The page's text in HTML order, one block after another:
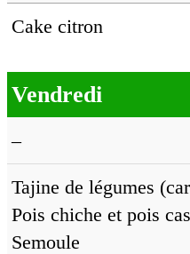
Cake citron
Vendredi
–
Tajine de légumes
Pois chiche et pois
Semoule